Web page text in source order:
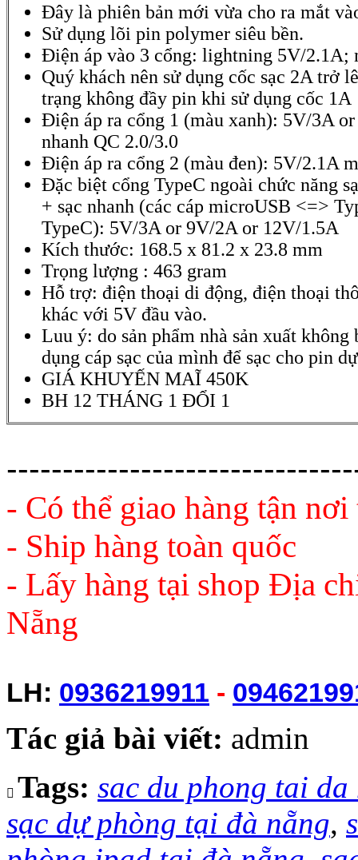
Đây là phiên bản mới vừa cho ra mắt
Sử dụng lõi pin polymer siêu bền.
Điện áp vào 3 cổng: lightning 5V/
Quý khách nên sử dụng cốc sạc 2A trở
trạng không đầy pin khi sử dụng cốc 1A
Điện áp ra cổng 1 (màu xanh): 5V/3A
nhanh QC 2.0/3.0
Điện áp ra cổng 2 (màu đen): 5V/2.1A
Đặc biệt cổng TypeC ngoài chức năng
+ sạc nhanh (các cáp microUSB <=>
TypeC): 5V/3A or 9V/2A or 12V/1.5A
Kích thước: 168.5 x 81.2 x 23.8 mm
Trọng lượng : 463 gram
Hỗ trợ: điện thoại di động, điện thoại
khác với 5V đầu vào.
Luu ý: do sản phẩm nhà sản xuất không
dụng cáp sạc của mình để sạc cho pin
GIÁ KHUYẾN MAĨ 450K
BH 12 THÁNG 1 ĐỔI 1
- Có thể giao hàng tận
- Ship hàng toàn quốc
- Lấy hàng tại shop Địa
Nẵng
LH: 0936219911 -
Tác giả bài viết: admin
Tags: sac du phong tai da
sạc dự phòng tại đà nẵng,